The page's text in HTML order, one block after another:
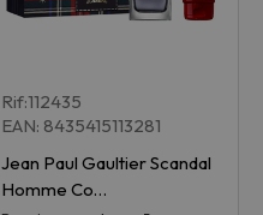
Rif:112435
EAN: 8435415113281
Jean Paul Gaultier Scandal
Homme Co…